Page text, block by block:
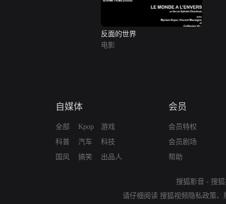
反面的世界
电影
自媒体
全部
科普
国风
Kpop
汽车
搞笑
游戏
科技
出品人
会员
会员特权
会员剧场
帮助
搜狐影音 - 搜
请仔细阅读 搜狐视频隐私政策、